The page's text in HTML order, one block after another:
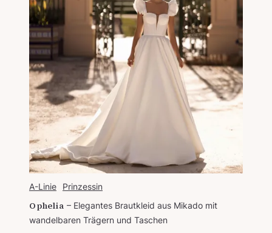
A-Linie Prinzessin
Ophelia
Elegantes Brautkleid aus Mikado mit
wandelbaren Trägern und Taschen